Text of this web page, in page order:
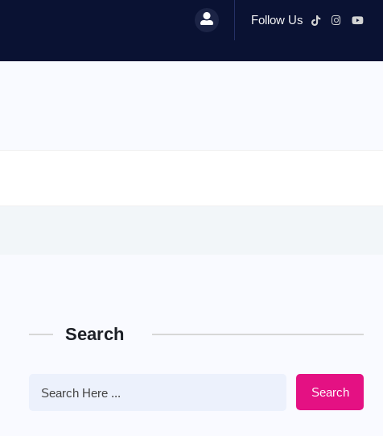
Follow Us
Search
Search